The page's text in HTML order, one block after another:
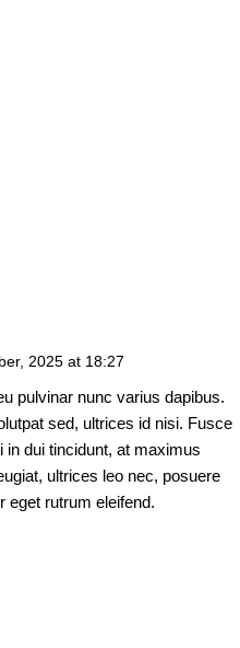
2025at 18:27
pulvinar nunc varius dapibus.
sed, ultrices id nisi. Fusce
in dui tincidunt, at maximus
ultrices leo nec, posuere
eget rutrum eleifend.